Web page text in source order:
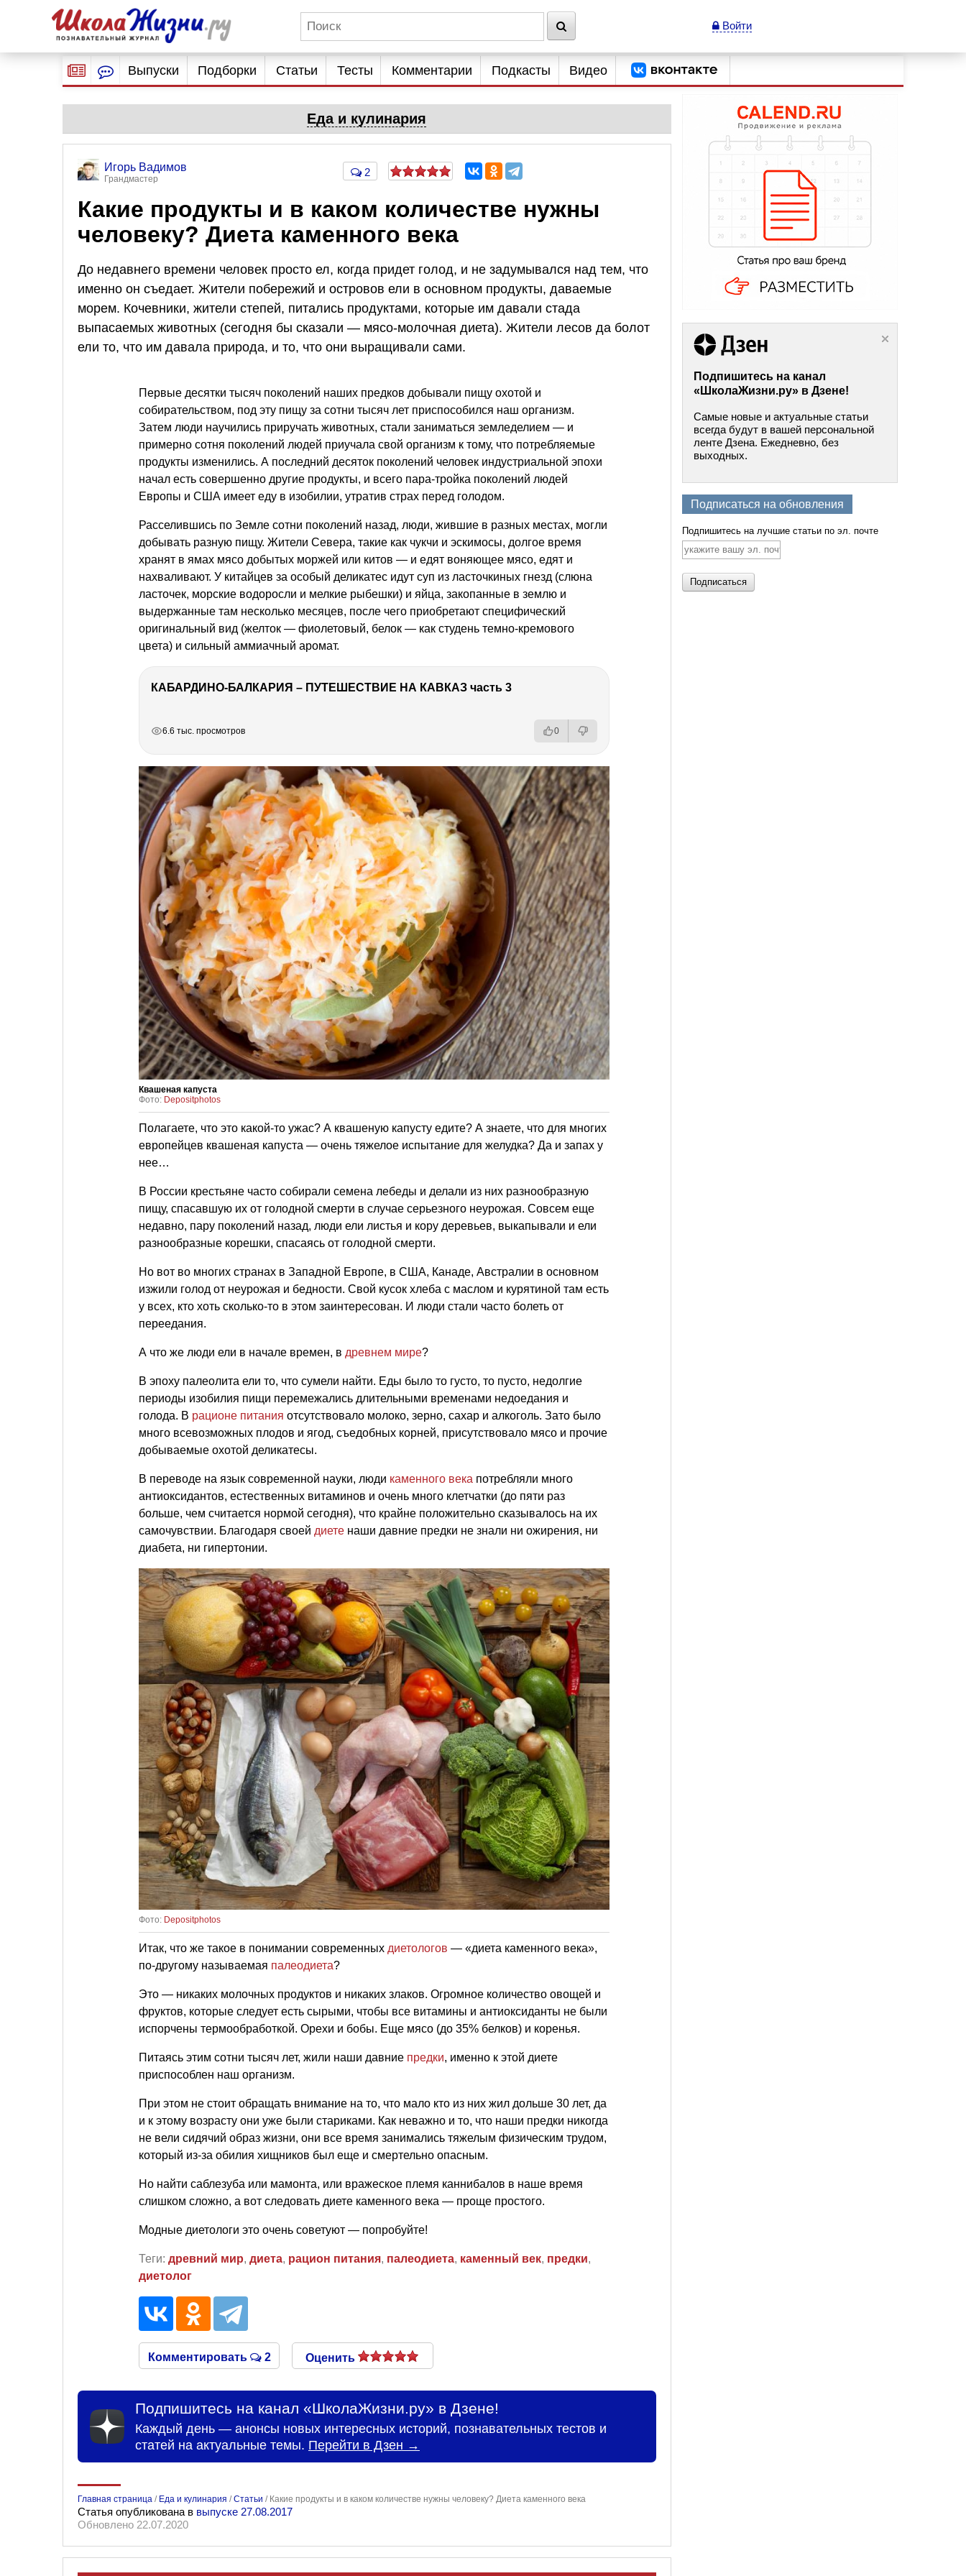
Войти
Выпуски Подборки Статьи Тесты Комментарии Подкасты Видео
Еда и кулинария
Игорь Вадимов
Грандмастер
2
Какие продукты и в каком количестве нужны
человеку? Диета каменного века
До недавнего времени человек просто ел, когда придет голод, и не задумывался над тем, что
именно он съедает. Жители побережий и островов ели в основном продукты, даваемые
морем. Кочевники, жители степей, питались продуктами, которые им давали стада
выпасаемых животных (сегодня бы сказали — мясо-молочная диета). Жители лесов да болот
ели то, что им давала природа, и то, что они выращивали сами.
Первые десятки тысяч поколений наших предков добывали пищу охотой и
собирательством, под эту пищу за сотни тысяч лет приспособился наш организм.
Затем люди научились приручать животных, стали заниматься земледелием — и
примерно сотня поколений людей приучала свой организм к тому, что потребляемые
продукты изменились. А последний десяток поколений человек индустриальной эпохи
начал есть совершенно другие продукты, и всего пара-тройка поколений людей
Европы и США имеет еду в изобилии, утратив страх перед голодом.
Расселившись по Земле сотни поколений назад, люди, жившие в разных местах, могли
добывать разную пищу. Жители Севера, такие как чукчи и эскимосы, долгое время
хранят в ямах мясо добытых моржей или китов — и едят воняющее мясо, едят и
нахваливают. У китайцев за особый деликатес идут суп из ласточкиных гнезд (слюна
ласточек, морские водоросли и мелкие рыбешки) и яйца, закопанные в землю и
выдержанные там несколько месяцев, после чего приобретают специфический
оригинальный вид (желток — фиолетовый, белок — как студень темно-кремового
цвета) и сильный аммиачный аромат.
КАБАРДИНО-БАЛКАРИЯ – ПУТЕШЕСТВИЕ НА КАВКАЗ часть 3
6.6 тыс. просмотров 0
Квашеная капуста
Фото: Depositphotos
Полагаете, что это какой-то ужас? А квашеную капусту едите? А знаете, что для многих
европейцев квашеная капуста — очень тяжелое испытание для желудка? Да и запах у
нее…
В России крестьяне часто собирали семена лебеды и делали из них разнообразную
пищу, спасавшую их от голодной смерти в случае серьезного неурожая. Совсем еще
недавно, пару поколений назад, люди ели листья и кору деревьев, выкапывали и ели
разнообразные корешки, спасаясь от голодной смерти.
Но вот во многих странах в Западной Европе, в США, Канаде, Австралии в основном
изжили голод от неурожая и бедности. Свой кусок хлеба с маслом и курятиной там есть
у всех, кто хоть сколько-то в этом заинтересован. И люди стали часто болеть от
переедания.
А что же люди ели в начале времен, в древнем мире?
В эпоху палеолита ели то, что сумели найти. Еды было то густо, то пусто, недолгие
периоды изобилия пищи перемежались длительными временами недоедания и
голода. В рационе питания отсутствовало молоко, зерно, сахар и алкоголь. Зато было
много всевозможных плодов и ягод, съедобных корней, присутствовало мясо и прочие
добываемые охотой деликатесы.
В переводе на язык современной науки, люди каменного века потребляли много
антиоксидантов, естественных витаминов и очень много клетчатки (до пяти раз
больше, чем считается нормой сегодня), что крайне положительно сказывалось на их
самочувствии. Благодаря своей диете наши давние предки не знали ни ожирения, ни
диабета, ни гипертонии.
Фото: Depositphotos
Итак, что же такое в понимании современных диетологов — «диета каменного века»,
по-другому называемая палеодиета?
Это — никаких молочных продуктов и никаких злаков. Огромное количество овощей и
фруктов, которые следует есть сырыми, чтобы все витамины и антиоксиданты не были
испорчены термообработкой. Орехи и бобы. Еще мясо (до 35% белков) и коренья.
Питаясь этим сотни тысяч лет, жили наши давние предки, именно к этой диете
приспособлен наш организм.
При этом не стоит обращать внимание на то, что мало кто из них жил дольше 30 лет, да
и к этому возрасту они уже были стариками. Как неважно и то, что наши предки никогда
не вели сидячий образ жизни, они все время занимались тяжелым физическим трудом,
который из-за обилия хищников был еще и смертельно опасным.
Но найти саблезуба или мамонта, или вражеское племя каннибалов в наше время
слишком сложно, а вот следовать диете каменного века — проще простого.
Модные диетологи это очень советуют — попробуйте!
Теги: древний мир, диета, рацион питания, палеодиета, каменный век, предки,
диетолог
Комментировать 2 Оценить
Подпишитесь на канал «ШколаЖизни.ру» в Дзене!
Каждый день — анонсы новых интересных историй, познавательных тестов и
статей на актуальные темы. Перейти в Дзен →
Главная страница / Еда и кулинария /Статьи / Какие продукты и в каком количестве нужны человеку? Диета каменного века
Статья опубликована в выпуске 27.08.2017
Обновлено 22.07.2020
Подпишитесь на канал
«ШколаЖизни.ру» в Дзене!
Самые новые и актуальные статьи
всегда будут в вашей персональной
ленте Дзена. Ежедневно, без
выходных.
Подписаться на обновления
Подпишитесь на лучшие статьи по эл. почте